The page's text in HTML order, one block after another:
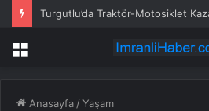
Turgutlu’da Traktör-Motosiklet
Menü
Anasayfa /Yaşam